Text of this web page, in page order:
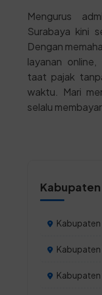
Mengurus
Surabaya kini
Dengan
layanan
taat pajak
waktu. Mari
selalu
Kabupaten
Kabupaten